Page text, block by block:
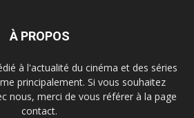
À PROPOS
à l'actualité du cinéma et des séries
principalement. Si vous souhaitez
nous, merci de vous référer à la page
contact.